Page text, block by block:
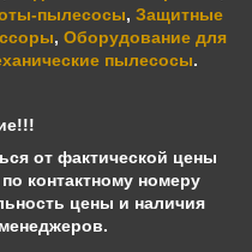
пылесосы, Защитные
, Оборудование для
пылесосы.
от фактической цены
контактному номеру
цены и наличия